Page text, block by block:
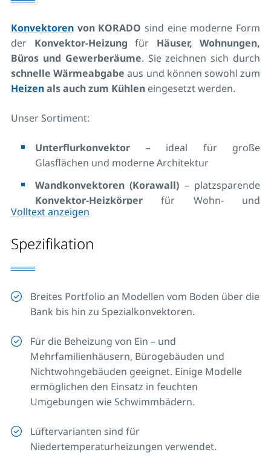
Konvektoren von KORADO sind eine moderne Form
der Konvektor-Heizung für Häuser, Wohnungen,
Büros und Gewerberäume. Sie zeichnen sich durch
schnelle Wärmeabgabe aus und können sowohl zum
Heizenals auch zum Kühlen eingesetzt werden.
Unser Sortiment:
Unterflurkonvektor – ideal für große
Glasflächen und moderne Architektur
Wandkonvektoren (Korawall) – platzsparende
Konvektor-Heizkörper für Wohn- und
Arbeitsbereiche
Bankkonvektoren (Koraline)
mit optionaler
Hersteller mit über 50 Jahren Erfahrung und Teil der
KORADO Group, entstehenHeizkörper mit
Technologiestehen.
Zusätzlich sind auch elektrische Modelleund
Gebläse-Konvektorenerhältlich – perfekt für
Niedertemperaturheizungensowie für spezielle
Wintergärten.
Volltext anzeigen
Spezifikation
Breites Portfolio an Modellen vom Boden über die
Bank bis hin zu Spezialkonvektoren.
Für die Beheizung von Ein – und
Mehrfamilienhäusern, Bürogebäuden und
Nichtwohngebäuden geeignet. Einige Modelle
ermöglichen den Einsatz in feuchten
Umgebungen wie Schwimmbädern.
Lüftervarianten sind für
Niedertemperaturheizungen verwendet.